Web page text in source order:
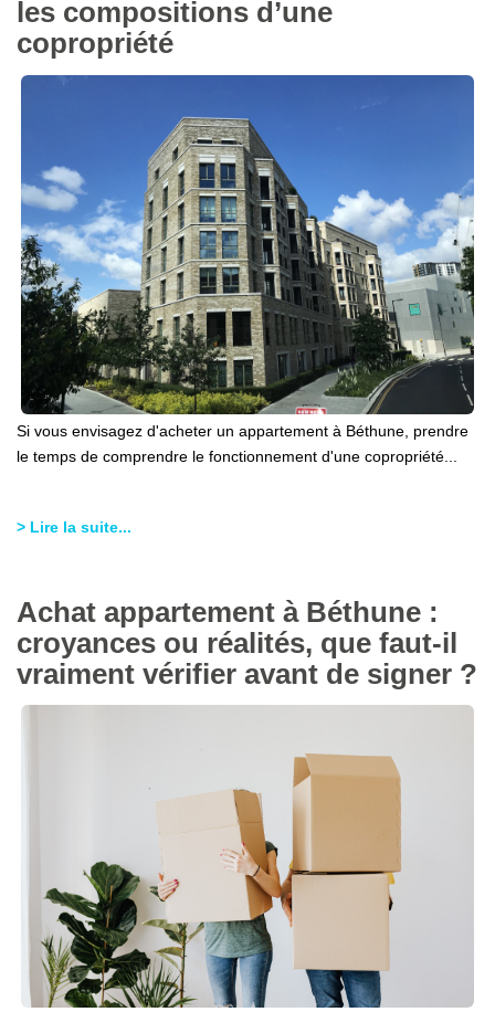
les compositions d’une
copropriété
Si vous envisagez d'acheter un appartement à Béthune, prendre
le temps de comprendre le fonctionnement d'une copropriété...
> Lire la suite...
Achat appartement à Béthune :
croyances ou réalités, que faut-il
vraiment vérifier avant de signer ?